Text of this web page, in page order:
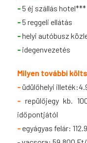
-5 éj szállás hotel***
-5 reggeli ellátás
-helyi autóbusz
- idegenvezetés
Milyen további
-üdülőhelyi
- repülőjegy kb.
időpontjától
-egyágyas felár: